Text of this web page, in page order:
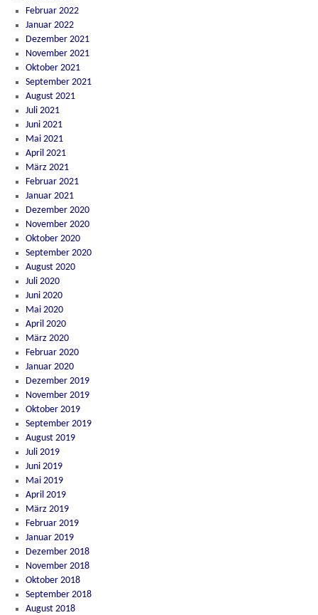
Februar 2022
Januar 2022
Dezember 2021
November 2021
Oktober 2021
September 2021
August 2021
Juli 2021
Juni 2021
Mai 2021
April 2021
März 2021
Februar 2021
Januar 2021
Dezember 2020
November 2020
Oktober 2020
September 2020
August 2020
Juli 2020
Juni 2020
Mai 2020
April 2020
März 2020
Februar 2020
Januar 2020
Dezember 2019
November 2019
Oktober 2019
September 2019
August 2019
Juli 2019
Juni 2019
Mai 2019
April 2019
März 2019
Februar 2019
Januar 2019
Dezember 2018
November 2018
Oktober 2018
September 2018
August 2018